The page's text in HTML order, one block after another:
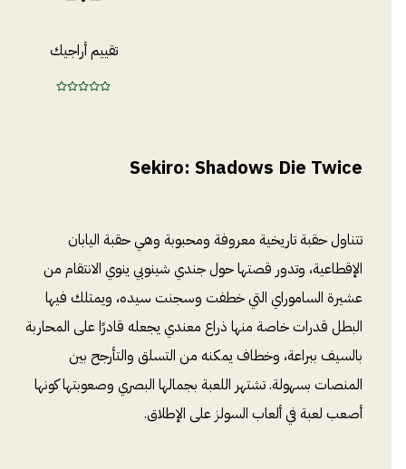
تقييم أراجيك
Sekiro: Shadows Die Twice
تتناول حقبة تاريخية معروفة ومحبوبة وهي حقبة اليابان
الإقطاعية، وتدور قصتها حول جندي شينوبي ينوي الانتقام من
عشيرة الساموراي التي خطفت وسجنت سيده، ويمتلك فيها
البطل قدرات خاصة منها ذراع معندي يجعله قادرًا على المحاربة
بالسيف ببراعة، وخطاف يمكنه من التسلق والتأرجح بين
المنصات بسهولة. تشتهر اللعبة بجمالها البصري وصعوبتها كونها
أصعب لعبة في ألعاب السولز على الإطلاق.